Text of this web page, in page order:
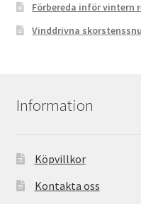
Förbereda inför vintern
Vinddrivna
Information
Köpvillkor
Kontakta oss